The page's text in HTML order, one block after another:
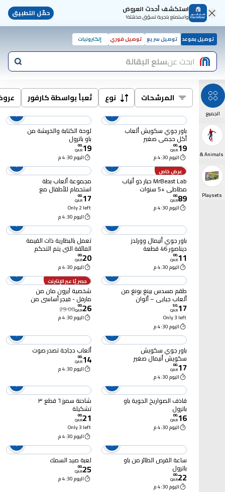
استكشف أحدث العروض
واستمتع بتجربة تسوّق مذهلة! حمّل التطبيق
توصيل بموعد توصيل سريع توصيل فوري إلكترونيات
ابحث عنسلع البقالة
الجميع
Action Figures & Animals
Playsets
المرشحات نوع تُعبأ بواسطة كارفور
باور جوي سكويش ألعاب
أكل حجمى صغير
19
.
00
QAR
اليوم 4:30 م
لوحة الكتابة والخربشة من
باو باترول
19
.
00
QAR
اليوم 4:30 م
عرض خاص
MrBeast Lab حبار ذو أنياب
مطاطي +5 سنوات
89
.
00
QAR
اليوم 4:30 م
مجموعة ألعاب بطة
استحمام للأطفال مع
خشخيشة هدية للأطفال
17
.
00
QAR
Only 2 left
اليوم 4:30 م
باور جوي أنيمال وورلدز
ديناصور 46 قطعة
11
.
00
QAR
اليوم 4:30 م
تعمل بالبطارية ذات القيمة
الفائقة التي يتم التحكم
فيها عن بعد
20
.
00
QAR
اليوم 4:30 م
طقم مسدس بينغ بونغ من
ألعاب جيايي – ألوان
متنوعة
17
.
50
QAR
Only 3 left
اليوم 4:30 م
حصريًا عبر الإنترنت
شخصية آيرون مان من
مارفل - فيجر أساسي من
هاسبرو
26
.
00
QAR
29.00
اليوم 4:30 م
باور جوي سكويش
سكويش أنيمال صغير
متنوع
17
.
00
QAR
اليوم 4:30 م
ألعاب دجاجة تصدر صوت
14
.
00
QAR
اليوم 4:30 م
قاذف الصواريخ الجوية باو
باترول
16
.
00
QAR
اليوم 4:30 م
شاحنة سمرز ٦ قطع ٣
تشكيلة
21
.
00
QAR
Only 3 left
اليوم 4:30 م
ساعة القرص الطائر من باو
باترول
22
.
00
QAR
اليوم 4:30 م
لعبة صيد السمك
25
.
00
QAR
اليوم 4:30 م